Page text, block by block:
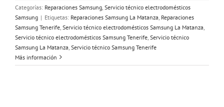
Categorías: Reparaciones Samsung Servicio técnico electrodomésticos
Samsung | Etiquetas: Reparaciones Samsung La Matanza Reparaciones
Samsung Tenerife Servicio técnico electrodomésticos Samsung La Matanza
Servicio técnico electrodomésticos Samsung Tenerife Servicio técnico
Samsung La Matanza Servicio técnico Samsung Tenerife
Más información